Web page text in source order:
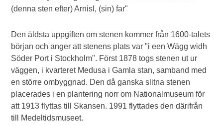
(denna sten efter) Arnisl, (sin) far"
Den äldsta uppgiften om stenen kommer från 1600-talets
början och anger att stenens plats var "i een Wägg widh
Söder Port i Stockholm". Först 1878 togs stenen ut ur
väggen, i kvarteret Medusa i Gamla stan, samband med
en större ombyggnad. Den då ganska slitna stenen
placerades i en plantering norr om Nationalmuseum för
att 1913 flyttas till Skansen. 1991 flyttades den därifrån
till Medeltidsmuseet.